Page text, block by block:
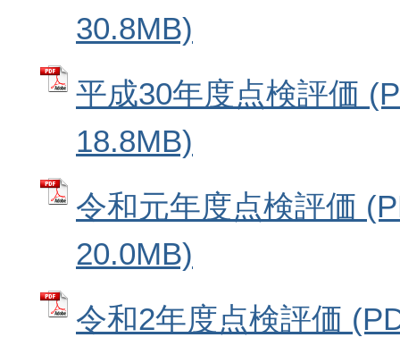
30.8MB)
平成30年度点検評価
18.8MB)
令和元年度点検評価
20.0MB)
令和2年度点検評価